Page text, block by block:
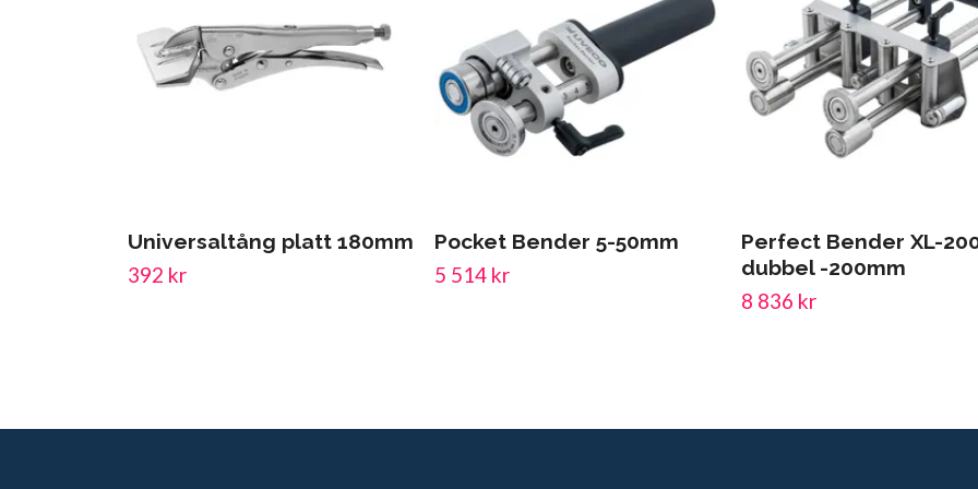
Universaltång platt 180mm
392 kr
Pocket Bender 5-50mm
5 514 kr
Perfect Bender XL-
dubbel -200mm
8 836 kr